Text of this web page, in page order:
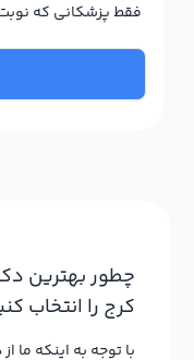
فقط پزشکانی که
چطور بهترین
کرج را انتخاب
با توجه به اینکه ما